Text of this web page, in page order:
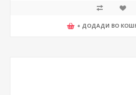
+ ДОДАДИ ВО